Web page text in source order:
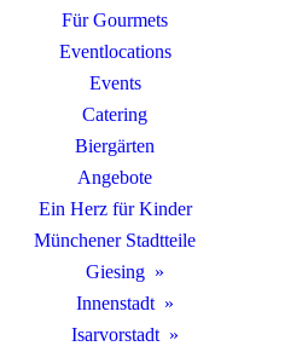
Für Gourmets
Eventlocations
Events
Catering
Biergärten
Angebote
Ein Herz für Kinder
Münchener Stadtteile
Giesing
Innenstadt
Isarvorstadt